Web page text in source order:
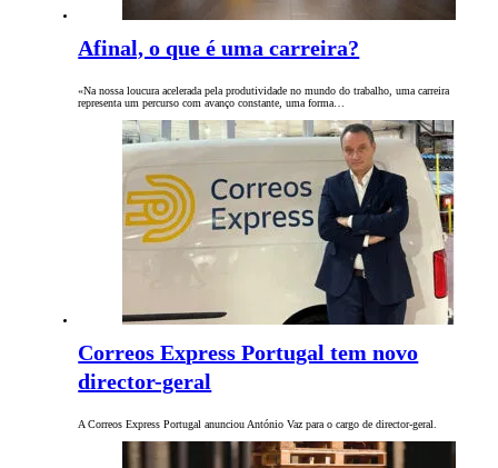
Afinal, o que é uma carreira?
«Na nossa loucura acelerada pela produtividade no mundo do trabalho, uma carreira
representa um percurso com avanço constante, uma forma…
Correos Express Portugal tem novo
director-geral
A Correos Express Portugal anunciou António Vaz para o cargo de director-geral.